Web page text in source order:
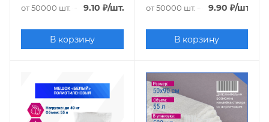
от 50000 шт. 9.10 ₽/шт.
В корзину
от 50000 шт. 9.90 ₽/шт.
В корзину